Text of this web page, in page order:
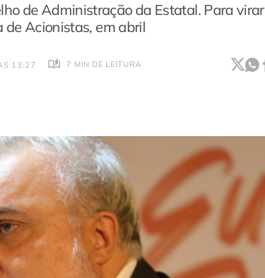
de Administração da Estatal. Para virar
de Acionistas, em abril
13:27 7 MIN DE LEITURA